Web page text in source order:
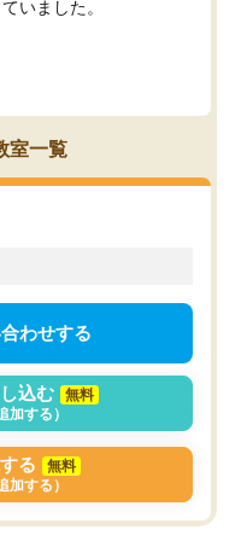
いました。
室一覧
わせする
込む
無料
加する）
る
無料
加する）